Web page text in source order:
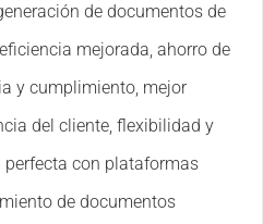
de documentos de
mejorada, ahorro de
y cumplimiento, mejor
del cliente, flexibilidad y
con plataformas
de documentos